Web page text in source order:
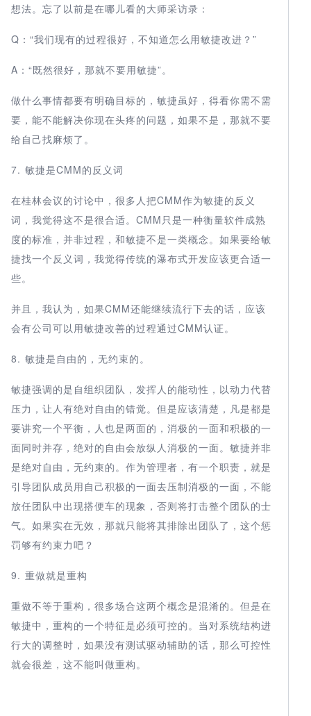
想法。忘了以前是在哪儿看的大师采访录：
Q：“我们现有的过程很好，不知道怎么用敏捷改进？”
A：“既然很好，那就不要用敏捷”。
做什么事情都要有明确目标的，敏捷虽好，得看你需不需
要，能不能解决你现在头疼的问题，如果不是，那就不要
给自己找麻烦了。
7. 敏捷是CMM的反义词
在桂林会议的讨论中，很多人把CMM作为敏捷的反义
词，我觉得这不是很合适。CMM只是一种衡量软件成熟
度的标准，并非过程，和敏捷不是一类概念。如果要给敏
捷找一个反义词，我觉得传统的瀑布式开发应该更合适一
些。
并且，我认为，如果CMM还能继续流行下去的话，应该
会有公司可以用敏捷改善的过程通过CMM认证。
8. 敏捷是自由的，无约束的。
敏捷强调的是自组织团队，发挥人的能动性，以动力代替
压力，让人有绝对自由的错觉。但是应该清楚，凡是都是
要讲究一个平衡，人也是两面的，消极的一面和积极的一
面同时并存，绝对的自由会放纵人消极的一面。敏捷并非
是绝对自由，无约束的。作为管理者，有一个职责，就是
引导团队成员用自己积极的一面去压制消极的一面，不能
放任团队中出现搭便车的现象，否则将打击整个团队的士
气。如果实在无效，那就只能将其排除出团队了，这个惩
罚够有约束力吧？
9. 重做就是重构
重做不等于重构，很多场合这两个概念是混淆的。但是在
敏捷中，重构的一个特征是必须可控的。当对系统结构进
行大的调整时，如果没有测试驱动辅助的话，那么可控性
就会很差，这不能叫做重构。